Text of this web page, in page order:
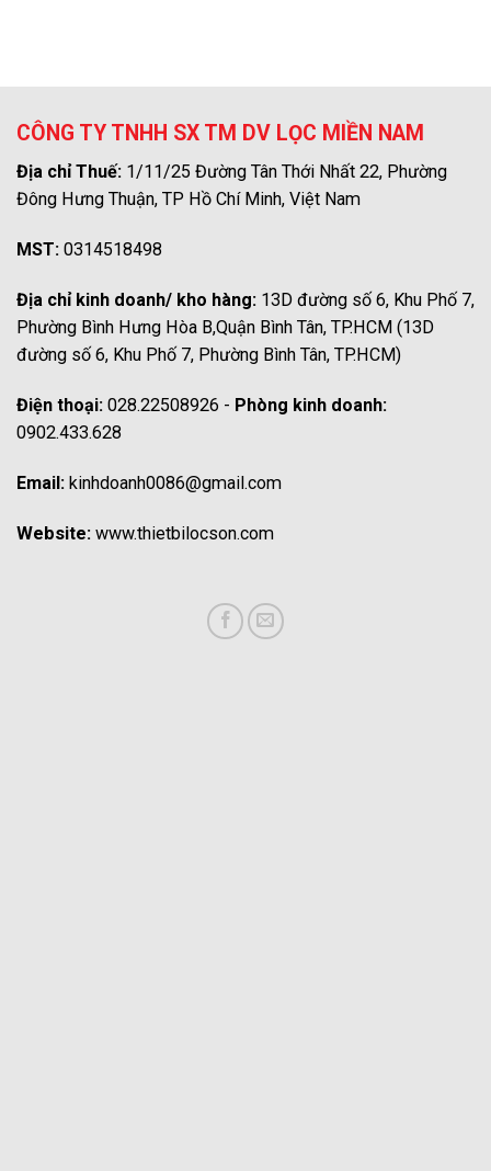
CÔNG TY TNHH SX TM DV LỌC MIỀN NAM
Địa chỉ Thuế: 1/11/25 Đường Tân Thới Nhất 22, Phường
Đông Hưng Thuận, TP Hồ Chí Minh, Việt Nam
MST: 0314518498
Địa chỉ kinh doanh/ kho hàng: 13D đường số 6, Khu Phố 7,
Phường Bình Hưng Hòa B,Quận Bình Tân, TP.HCM (13D
đường số 6, Khu Phố 7, Phường Bình Tân, TP.HCM)
Điện thoại: 028.22508926 - Phòng kinh doanh:
0902.433.628
Email: kinhdoanh0086@gmail.com
Website: www.thietbilocson.com